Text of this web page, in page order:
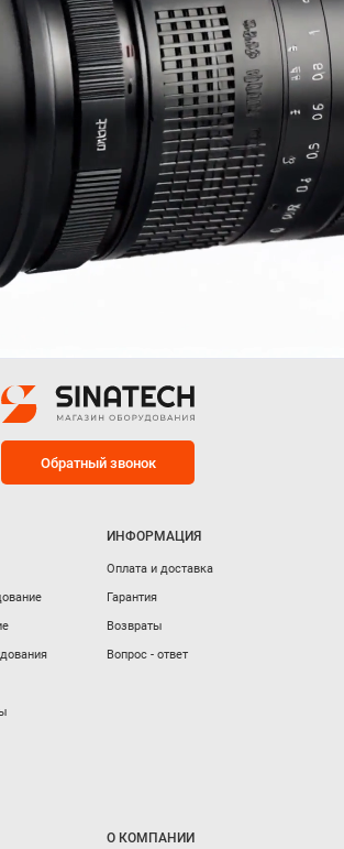
Обратный звонок
ИНФОРМАЦИЯ
Оплата и доставка
Гарантия
Возвраты
Вопрос - ответ
О КОМПАНИИ